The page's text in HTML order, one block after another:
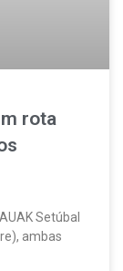
rota
Setúbal
ambas